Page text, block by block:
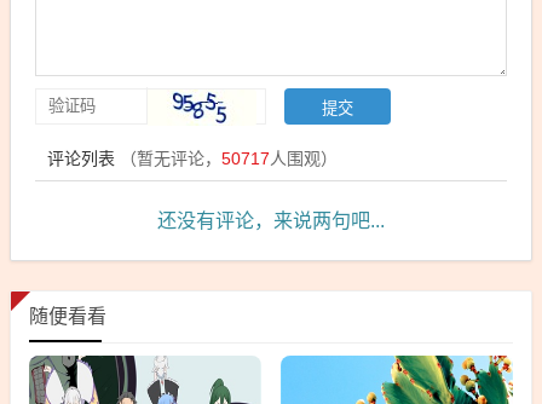
评论列表 （暂无评论， 50717人围观）
还没有评论，来说两句吧...
随便看看